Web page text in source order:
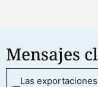
Mensajes
Las